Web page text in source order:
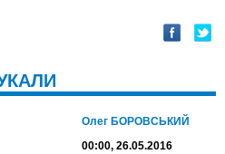
Олег БОРОВСЬКИЙ
00:00, 26.05.2016